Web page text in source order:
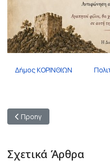
Δήμος ΚΟΡΙΝΘΙΩΝ
Προηγούμενο άρθρο: Η
Προηγ
Σχετικά Άρθρα